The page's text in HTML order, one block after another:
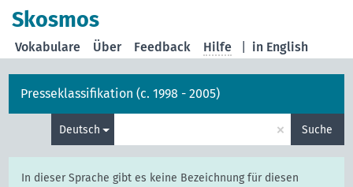
Skosmos
in English
Vokabulare Über Feedback Hilfe
Presseklassifikation (c. 1998 - 2005)
Deutsch × Suche
In dieser Sprache gibt es keine Bezeichnung für diesen